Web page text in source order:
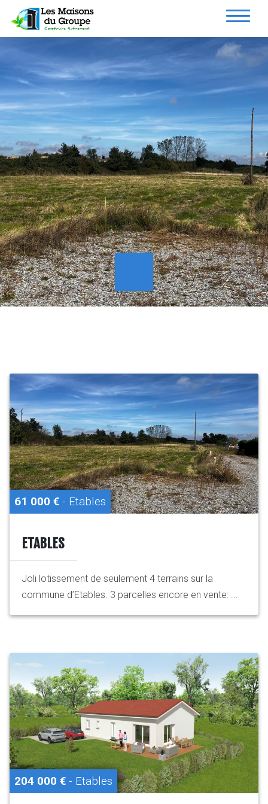
61 000 € - Etables
ETABLES
Joli lotissement de seulement 4 terrains sur la
commune d’Etables. 3 parcelles encore en vente: ...
204 000 € - Etables